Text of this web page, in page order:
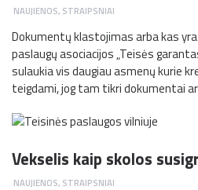
NAUJIENOS, STRAIPSNIAI
Dokumentų klastojimas arba kas
paslaugų asociacijos „Teisės
sulaukia vis daugiau asmenų kurie
teigdami, jog tam tikri dokumentai
Vekselis kaip skolos
NAUJIENOS, STRAIPSNIAI